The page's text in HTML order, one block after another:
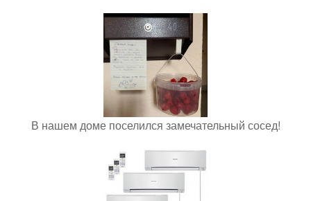
В нашем доме поселился замечательный сосед!